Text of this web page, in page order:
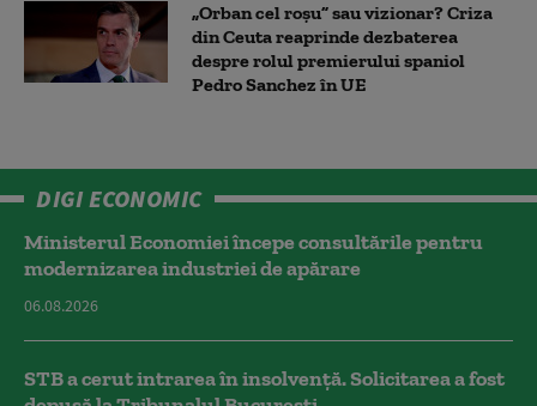
„Orban cel roșu” sau vizionar? Criza
din Ceuta reaprinde dezbaterea
despre rolul premierului spaniol
Pedro Sanchez în UE
DIGI ECONOMIC
Ministerul Economiei începe consultările pentru
modernizarea industriei de apărare
06.08.2026
STB a cerut intrarea în insolvență. Solicitarea a fost